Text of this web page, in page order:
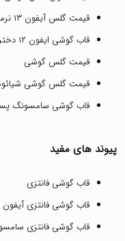
قیمت گلس آیفون ۱۳ نرمال
قاب گوشی ایفون ۱۲ دخترانه
قیمت گلس گوشی
قیمت گلس گوشی
قاب گوشی سامسونگ
پیوند های مفید
قاب گوشی فانتزی
قاب گوشی فانتزی آیفون
قاب گوشی فانتزی